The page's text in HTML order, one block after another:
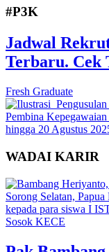
#P3K
Jadwal
Terbaru. Cek
Fresh Graduate
WADAI KARIR
Sosok KECE